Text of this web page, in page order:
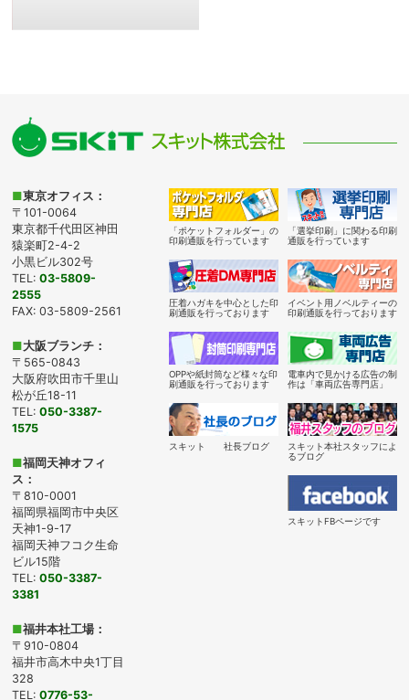
■東京オフィス：
〒101-0064
東京都千代田区神田
猿楽町2-4-2
小黒ビル302号
TEL:03-5809-
2555
FAX: 03-5809-2561
■大阪ブランチ：
〒565-0843
大阪府吹田市千里山
松が丘18-11
TEL:050-3387-
1575
■福岡天神オフィ
ス：
〒810-0001
福岡県福岡市中央区
天神1-9-17
福岡天神フコク生命
ビル15階
TEL:050-3387-
3381
■福井本社工場：
〒910-0804
福井市高木中央1丁目
328
TEL:0776-53-
「ポケットフォルダー」の
印刷通販を行っています
「選挙印刷」に関わる印刷
通販を行っています
圧着ハガキを中心とした印
刷通販を行っております
イベント用ノベルティーの
印刷通販を行っております
OPPや紙封筒など様々な印
刷通販を行っております
電車内で見かける広告の制
作は「車両広告専門店」
スキット 社長ブログ
スキット本社スタッフによ
るブログ
スキットFBページです